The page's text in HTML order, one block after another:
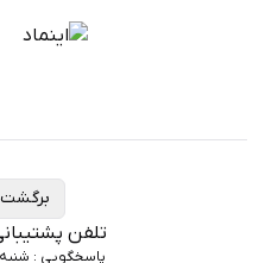
تلفن
پاسخگویی : شنبه تا
برگشت